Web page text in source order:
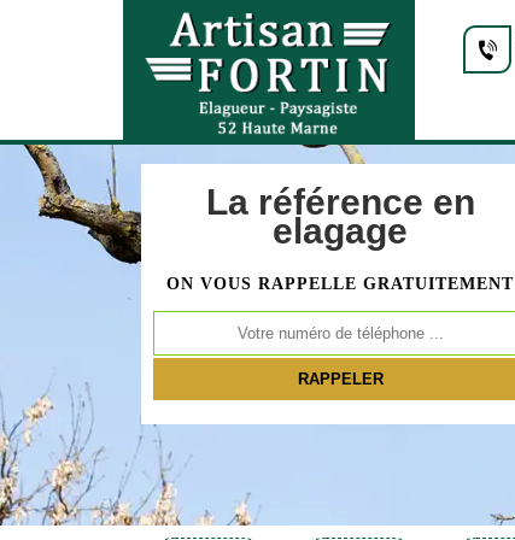
La référence en
elagage
ON VOUS RAPPELLE GRATUITEMENT